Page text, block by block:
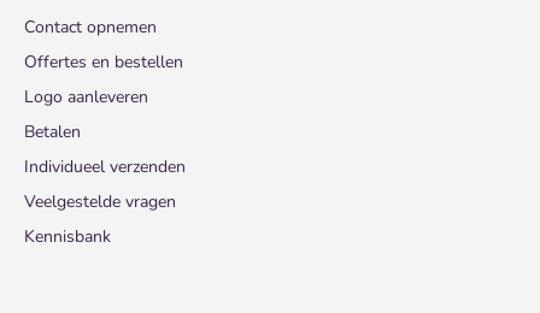
Contact opnemen
Offertes en bestellen
Logo aanleveren
Betalen
Individueel verzenden
Veelgestelde vragen
Kennisbank